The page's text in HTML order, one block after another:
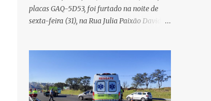
humilhada com a situação. Fonte: São
Carlos Agora
placas GAQ-5D53, foi furtado na noite de
sexta-feira (31), na Rua Julia Paixão David,
apresentou uma pane elétrica no painel,
deixando de funcionar e impossibilitando
uma nova partida. Ainda segundo o registro